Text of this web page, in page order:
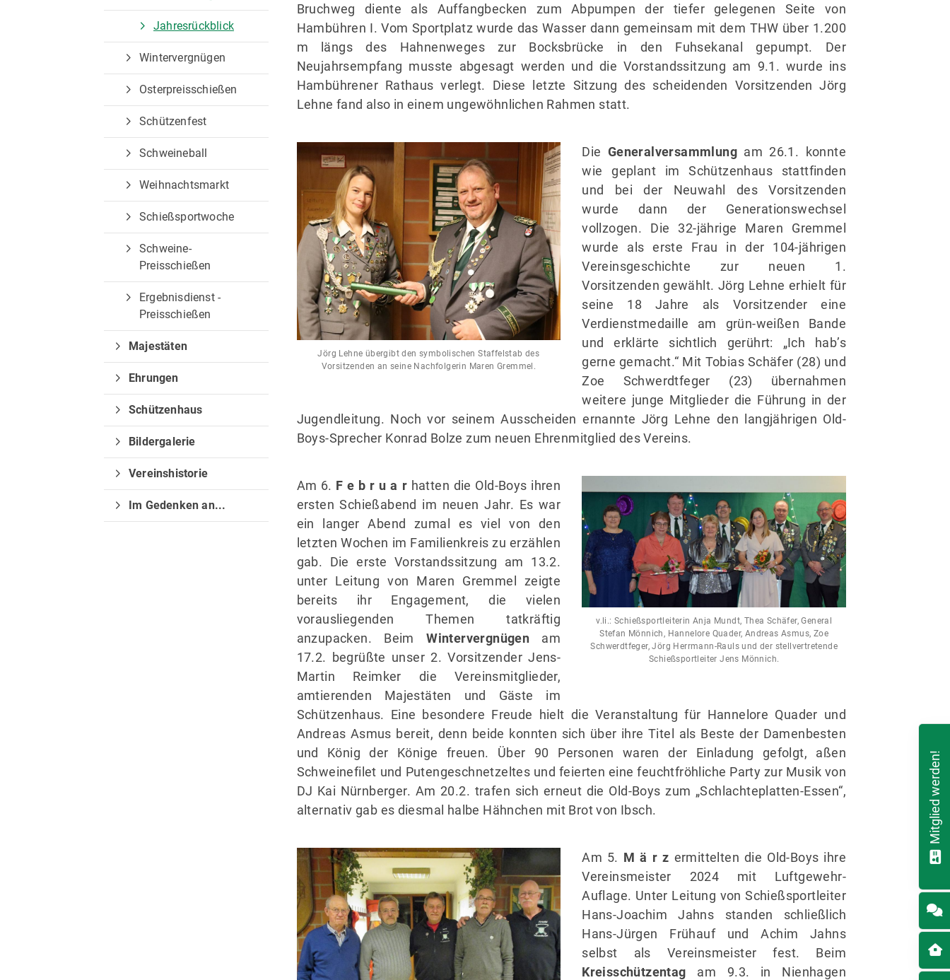
Bruchweg diente als Auffangbecken zum Abpumpen der tiefer gelegenen Seite von
Hambühren I. Vom Sportplatz wurde das Wasser dann gemeinsam mit dem THW über 1.200
m längs des Hahnenweges zur Bocksbrücke in den Fuhsekanal gepumpt. Der
Neujahrsempfang musste abgesagt werden und die Vorstandssitzung am 9.1. wurde ins
Hambührener Rathaus verlegt. Diese letzte Sitzung des scheidenden Vorsitzenden Jörg
Lehne fand also in einem ungewöhnlichen Rahmen statt.
Jörg Lehne übergibt den symbolischen Staffelstab des
Vorsitzenden an seine Nachfolgerin Maren Gremmel.
Die Generalversammlung am 26.1. konnte
wie geplant im Schützenhaus stattfinden
und bei der Neuwahl des Vorsitzenden
wurde dann der Generationswechsel
vollzogen. Die 32-jährige Maren Gremmel
wurde als erste Frau in der 104-jährigen
Vereinsgeschichte zur neuen 1.
Vorsitzenden gewählt. Jörg Lehne erhielt für
seine 18 Jahre als Vorsitzender eine
Verdienstmedaille am grün-weißen Bande
und erklärte sichtlich gerührt: „Ich hab’s
gerne gemacht.“ Mit Tobias Schäfer (28) und
Zoe Schwerdtfeger (23) übernahmen
weitere junge Mitglieder die Führung in der
Jugendleitung. Noch vor seinem Ausscheiden ernannte Jörg Lehne den langjährigen Old-
Boys-Sprecher Konrad Bolze zum neuen Ehrenmitglied des Vereins.
v.li.: Schießsportleiterin Anja Mundt, Thea Schäfer, General
Stefan Mönnich, Hannelore Quader, Andreas Asmus, Zoe
Schwerdtfeger, Jörg Herrmann-Rauls und der stellvertretende
Schießsportleiter Jens Mönnich.
Am 6. F e b r u a rhatten die Old-Boys ihren
ersten Schießabend im neuen Jahr. Es war
ein langer Abend zumal es viel von den
letzten Wochen im Familienkreis zu erzählen
gab. Die erste Vorstandssitzung am 13.2.
unter Leitung von Maren Gremmel zeigte
bereits ihr Engagement, die vielen
vorausliegenden Themen tatkräftig
anzupacken. BeimWintervergnügen am
17.2. begrüßte unser 2. Vorsitzender Jens-
Martin Reimker die Vereinsmitglieder,
amtierenden Majestäten und Gäste im
Schützenhaus. Eine besondere Freude hielt die Veranstaltung für Hannelore Quader und
Andreas Asmus bereit, denn beide konnten sich über ihre Titel als Beste der Damenbesten
und König der Könige freuen. Über 90 Personen waren der Einladung gefolgt, aßen
Schweinefilet und Putengeschnetzeltes und feierten eine feuchtfröhliche Party zur Musik von
DJ Kai Nürnberger. Am 20.2. trafen sich erneut die Old-Boys zum „Schlachteplatten-Essen“,
alternativ gab es diesmal halbe Hähnchen mit Brot von Ibsch.
Am 5. M ä r z ermittelten die Old-Boys ihre
Vereinsmeister 2024 mit Luftgewehr-
Auflage. Unter Leitung von Schießsportleiter
Hans-Joachim Jahns standen schließlich
Hans-Jürgen Frühauf und Achim Jahns
selbst als Vereinsmeister fest. Beim
Kreisschützentag am 9.3. in Nienhagen
Jahresrückblick
Wintervergnügen
Osterpreisschießen
Schützenfest
Schweineball
Weihnachtsmarkt
Schießsportwoche
Schweine-
Preisschießen
Ergebnisdienst -
Preisschießen
Majestäten
Ehrungen
Schützenhaus
Bildergalerie
Vereinshistorie
Im Gedenken an...
Mitglied werden!
0160 2833658
info@schuetzenvereinham
05084 9412346
Befreundete Vereine